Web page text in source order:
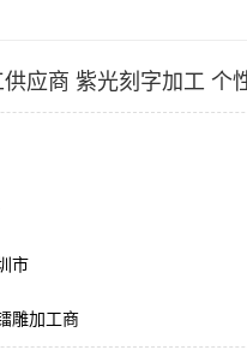
应商 紫光刻字加工 个
市
雕加工商